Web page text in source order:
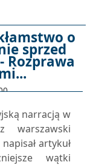
o
sprzed
Rozprawa
narracją w
warszawski
artykuł
wątki